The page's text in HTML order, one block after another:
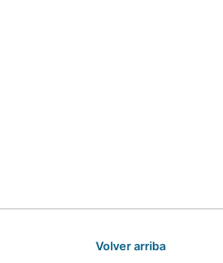
Volver arriba